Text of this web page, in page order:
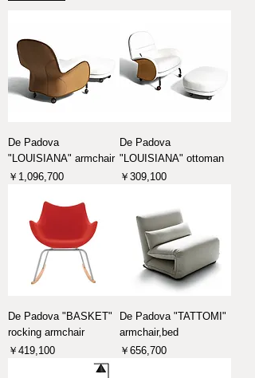
De Padova
"LOUISIANA" armchair
価格
￥1,096,700
De Padova
"LOUISIANA" ottoman
価格
￥309,100
De Padova "BASKET"
rocking armchair
価格
￥419,100
De Padova "TATTOMI"
armchair,bed
価格
￥656,700